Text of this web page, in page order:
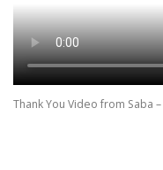
Thank You Video from Saba